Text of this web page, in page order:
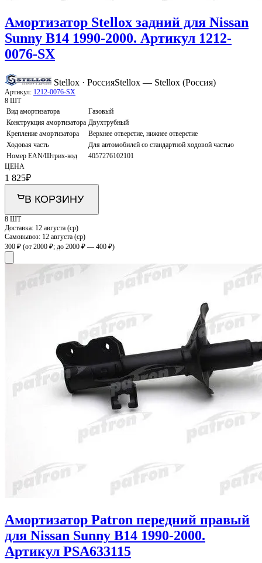
Амортизатор Stellox задний для Nissan
Sunny B14 1990-2000. Артикул 1212-
0076-SX
Stellox · РоссияStellox — Stellox (Россия)
Артикул: 1212-0076-SX
8 ШТ
Вид амортизатора
Газовый
Конструкция амортизатора Двухтрубный
Крепление амортизатора
Верхнее отверстие, нижнее отверстие
Ходовая часть
Для автомобилей со стандартной ходовой частью
Номер EAN/Штрих-код
4057276102101
ЦЕНА
1 825₽
В КОРЗИНУ
8 ШТ
Доставка: 12 августа (ср)
Самовывоз: 12 августа (ср)
300 ₽ (от 2000 ₽; до 2000 ₽ — 400 ₽)
Амортизатор Patron передний правый
для Nissan Sunny B14 1990-2000.
Артикул PSA633115